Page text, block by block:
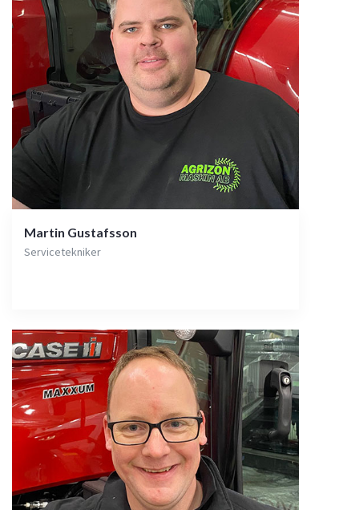
Martin Gustafsson
Servicetekniker